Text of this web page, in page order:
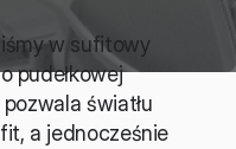
w sufitowy
pudełkowej
światłu
a jednocześnie